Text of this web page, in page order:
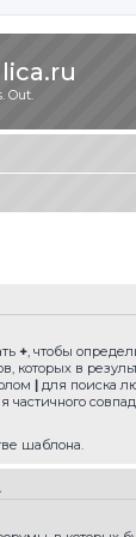
Out.
+, чтобы
которых в
| для поиска
частичного
шаблона.